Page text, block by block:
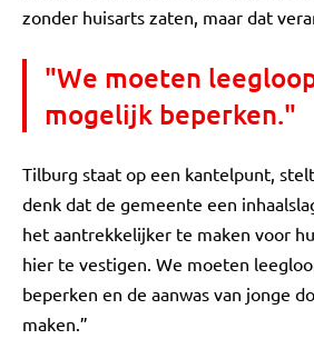
zonder huisarts zaten, maar dat
"We moeten
mogelijk beperken."
Tilburg staat op een kantelpunt,
denk dat de gemeente een
het aantrekkelijker te maken voor
hier te vestigen. We moeten
beperken en de aanwas van jonge
maken.”